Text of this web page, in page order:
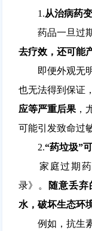
1.从治病药
药品一旦过
去疗效，还可能
即便外观无
也无法得到保证，
应等严重后果 ，
可能引发致命过敏
2.“药垃圾”
家庭过期
录》。
随意丢弃
水，破坏生态环
例如，抗生